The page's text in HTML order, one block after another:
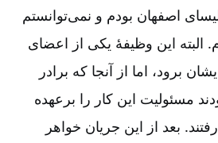
اصفهان بودم و نمی‌‌توانستم
البته این وظیفۀ یکی از اعضای
برود، اما از آنجا که برادر
مسئولیت این کار را برعهده
بعد از این جریان خواهر